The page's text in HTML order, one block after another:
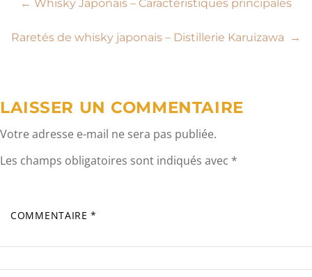
Navigation
de
← Whisky Japonais – Caractéristiques principales
Raretés de whisky japonais – Distillerie Karuizawa →
LAISSER UN COMMENTAIRE
Votre adresse e-mail ne sera pas publiée.
Les champs obligatoires sont indiqués avec *
COMMENTAIRE*